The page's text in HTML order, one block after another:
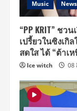
Music News
“PP KRIT” ช
เปรี้ยวในซิงเกิล
สดใส ได้ “ต้าเ
Ice witch 08